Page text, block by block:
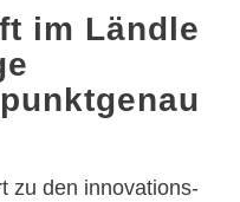
im Ländle
zu den innovations-